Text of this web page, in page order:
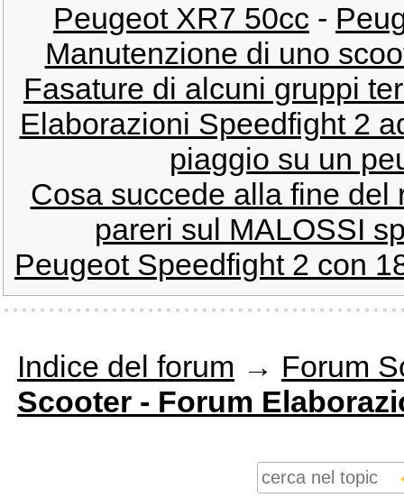
Peugeot XR7 50cc -
Manutenzione di uno
Fasature di alcuni gruppi
Elaborazioni Speedfight 2
piaggio su un
Cosa succede alla fine del
pareri sul MALOSSI
Peugeot Speedfight 2 con
Indice del forum → Forum
Scooter - Forum